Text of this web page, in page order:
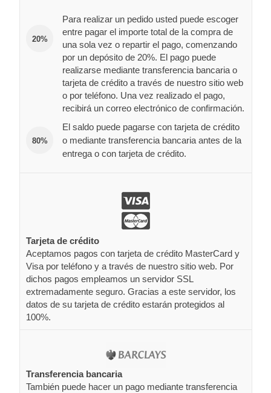
20%
Para realizar un pedido usted puede escoger
entre pagar el importe total de la compra de
una sola vez o repartir el pago, comenzando
por un depósito de 20%. El pago puede
realizarse mediante transferencia bancaria o
tarjeta de crédito a través de nuestro sitio web
o por teléfono. Una vez realizado el pago,
recibirá un correo electrónico de confirmación.
80%
El saldo puede pagarse con tarjeta de crédito
o mediante transferencia bancaria antes de la
entrega o con tarjeta de crédito.
Tarjeta de crédito
Aceptamos pagos con tarjeta de crédito MasterCard y
Visa por teléfono y a través de nuestro sitio web. Por
dichos pagos empleamos un servidor SSL
extremadamente seguro. Gracias a este servidor, los
datos de su tarjeta de crédito estarán protegidos al
100%.
Transferencia bancaria
También puede hacer un pago mediante transferencia